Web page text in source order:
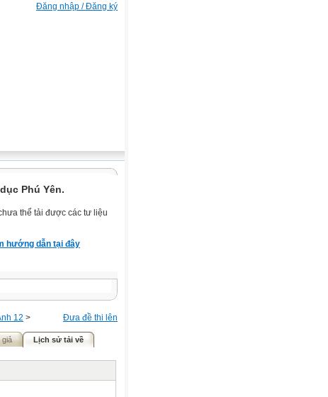
Đăng nhập / Đăng ký
Phú Yên.
thể tải được các tư liệu
hướng dẫn tại đây
Đưa đề thi lên
12 >
giả Lịch sử tải về